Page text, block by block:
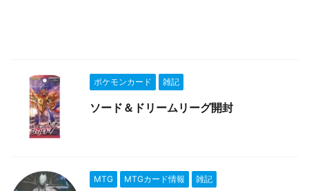
ポケモンカード 雑記
ソード＆ドリームリーグ開封
MTG MTGカード情報 雑記